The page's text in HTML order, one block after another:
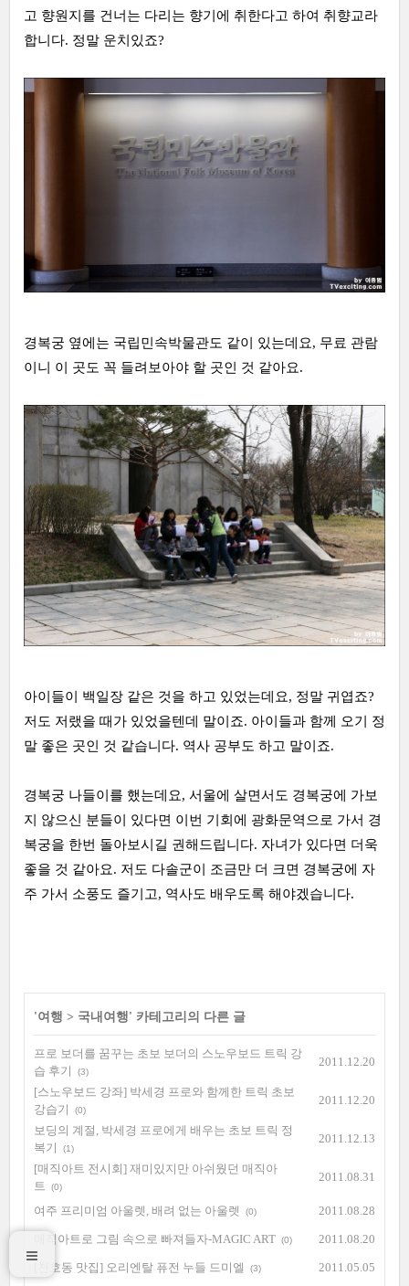
고 향원지를 건너는 다리는 향기에 취한다고 하여 취향교라
합니다. 정말 운치있죠?
경복궁 옆에는 국립민속박물관도 같이 있는데요, 무료 관람
이니 이 곳도 꼭 들려보아야 할 곳인 것 같아요.
아이들이 백일장 같은 것을 하고 있었는데요, 정말 귀엽죠?
저도 저랬을 때가 있었을텐데 말이죠. 아이들과 함께 오기 정
말 좋은 곳인 것 같습니다. 역사 공부도 하고 말이죠.
경복궁 나들이를 했는데요, 서울에 살면서도 경복궁에 가보
지 않으신 분들이 있다면 이번 기회에 광화문역으로 가서 경
복궁을 한번 돌아보시길 권해드립니다. 자녀가 있다면 더욱
좋을 것 같아요. 저도 다솔군이 조금만 더 크면 경복궁에 자
주 가서 소풍도 즐기고, 역사도 배우도록 해야겠습니다.
'여행 > 국내여행' 카테고리의 다른 글
프로 보더를 꿈꾸는 초보 보더의 스노우보드 트릭 강
습 후기
(3)
2011.12.20
[스노우보드 강좌] 박세경 프로와 함께한 트릭 초보
강습기
(0)
2011.12.20
보딩의 계절, 박세경 프로에게 배우는 초보 트릭 정
복기
(1)
2011.12.13
[매직아트 전시회] 재미있지만 아쉬웠던 매직아
트
(0)
2011.08.31
여주 프리미엄 아울렛, 배려 없는 아울렛 (0) 2011.08.28
매직아트로 그림 속으로 빠져들자-MAGIC ART (0) 2011.08.20
[천호동 맛집] 오리엔탈 퓨전 누들 드미엘 (3) 2011.05.05